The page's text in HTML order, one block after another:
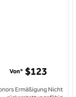
Von* $123
Ermäßigung Nicht